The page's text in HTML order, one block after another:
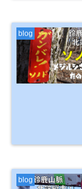
blog
blog